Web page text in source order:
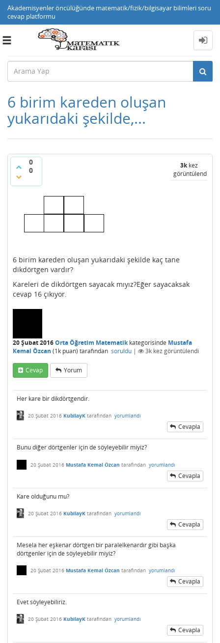
Akademisyenler öncülüğünde matematik/fizik/bilgisayar bilimleri soru
cevap platformu
Toggle
6 birim kareden oluşan
yukarıdaki şekilde,...
0
0
3kkez
görüntülendi
6 birim kareden oluşan yukarıdaki şekilde kaç tane
dikdörtgen vardır?
Kareleri de dikdörtgen sayacak mıyız?Eğer sayacaksak
cevap 16 çıkıyor.
20 Şubat 2016Orta Öğretim Matematikkategorisinde Mustafa
Kemal Özcan (1k puan) tarafından soruldu | 3k kez görüntülendi
Cevap Yorum
Her kare bir dikdörtgendir.
20 Şubat 2016 KubilayK tarafından yorumlandı
Cevapla
Bunu diğer dörtgenler için de söyleyebilir miyiz?
20 Şubat 2016 Mustafa Kemal Özcan tarafından yorumlandı
Cevapla
Kare olduğunu mu?
20 Şubat 2016 KubilayK tarafından yorumlandı
Cevapla
Mesela her eşkenar dörtgen bir paralelkenardır gibi başka
dörtgenler için de söyleyebilir miyiz?
20 Şubat 2016 Mustafa Kemal Özcan tarafından yorumlandı
Cevapla
Evet söyleyebiliriz.
20 Şubat 2016 KubilayK tarafından yorumlandı
Cevapla